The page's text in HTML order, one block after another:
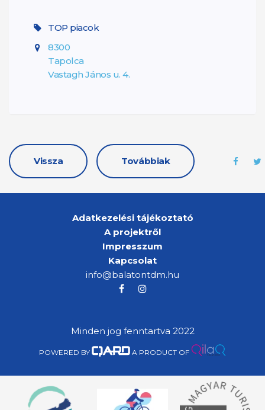
TOP piacok
8300
Tapolca
Vastagh János u. 4.
Vissza Továbbiak
Adatkezelési tájékoztató
A projektről
Impresszum
Kapcsolat
info@balatontdm.hu
Minden jog fenntartva 2022
POWERED BY A PRODUCT OF